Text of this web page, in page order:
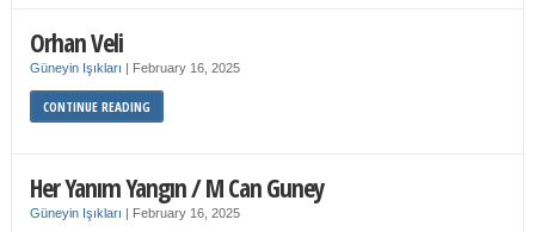
Orhan Veli
Güneyin Işıkları | February 16, 2025
CONTINUE READING
Her Yanım Yangın / M Can Guney
Güneyin Işıkları | February 16, 2025